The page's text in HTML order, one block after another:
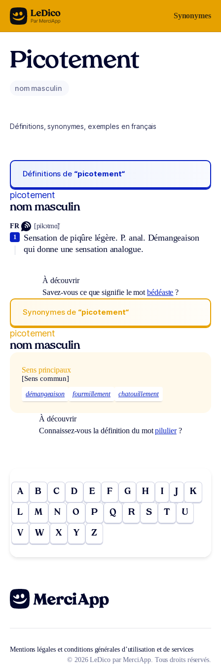
Aller au contenu Synonymes
Picotement
nom masculin
Définitions, synonymes, exemples en français
Définitions de “picotement“
picotement
nom masculin
FR [pikɔtmɑ̃]
Sensation de piqûre légère. P. anal. Démangeaison
qui donne une sensation analogue.
1
À découvrir
Savez-vous ce que signifie le motbédéaste ?
Synonymes de “picotement“
picotement
nom masculin
Sens principaux
[Sens commun]
démangeaison fourmillement chatouillement
À découvrir
Connaissez-vous la définition du motpilulier?
A B C D E F G H I J K
L M N O P Q R S T U
V W X Y Z
Mentions légales et conditions générales d’utilisation et de services
© 2026 LeDico par MerciApp. Tous droits réservés.